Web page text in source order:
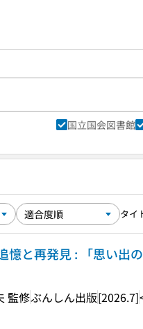
国立国会図書館
タイ
憶と再発見 : 「思い出
監修ぶんしん出版[2026.7]